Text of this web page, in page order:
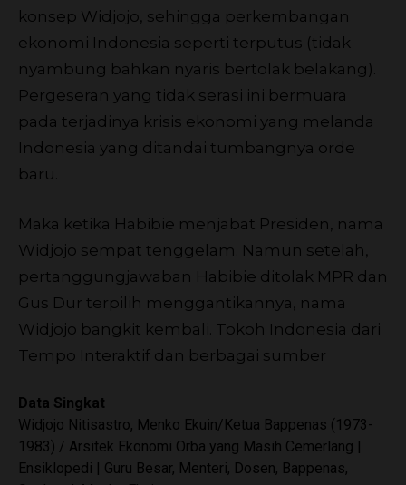
konsep Widjojo, sehingga perkembangan
ekonomi Indonesia seperti terputus (tidak
nyambung bahkan nyaris bertolak belakang).
Pergeseran yang tidak serasi ini bermuara
pada terjadinya krisis ekonomi yang melanda
Indonesia yang ditandai tumbangnya orde
baru.
Maka ketika Habibie menjabat Presiden, nama
Widjojo sempat tenggelam. Namun setelah,
pertanggungjawaban Habibie ditolak MPR dan
Gus Dur terpilih menggantikannya, nama
Widjojo bangkit kembali. Tokoh Indonesia dari
Tempo Interaktif dan berbagai sumber
Data Singkat
Widjojo Nitisastro, Menko Ekuin/Ketua Bappenas (1973-
1983) / Arsitek Ekonomi Orba yang Masih Cemerlang |
Ensiklopedi | Guru Besar, Menteri, Dosen, Bappenas,